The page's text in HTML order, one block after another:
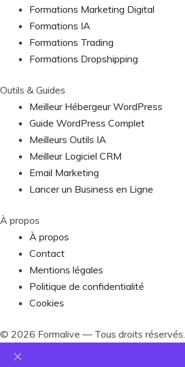
Formations Marketing Digital
Formations IA
Formations Trading
Formations Dropshipping
Outils & Guides
Meilleur Hébergeur WordPress
Guide WordPress Complet
Meilleurs Outils IA
Meilleur Logiciel CRM
Email Marketing
Lancer un Business en Ligne
À propos
À propos
Contact
Mentions légales
Politique de confidentialité
Cookies
© 2026 Formalive — Tous droits réservés.